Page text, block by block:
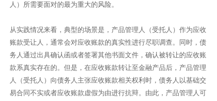
人）所需要面对的最为重大的风险。
从实践情况来看，典型的场景是，产品管理人（受托人）作为应收
账款受让人，通常会对应收账款的真实性进行尽职调查。同时，债
务人通过出具确认函或者签署其他书面文件，确认被转让的应收账
款系真实存在的。但是，在应收账款转让至金融产品后，产品管理
人（受托人）向债务人主张应收账款相关权利时，债务人以基础交
易合同不实或者应收账款虚假为由进行抗辩。由此，产品管理人可